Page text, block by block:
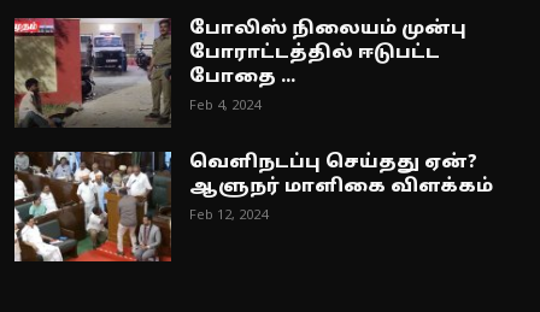
போலிஸ் நிலையம் முன்பு
போராட்டத்தில் ஈடுபட்ட
போதை ...
Feb 4, 2024
வெளிநடப்பு செய்தது ஏன்?
ஆளுநர் மாளிகை விளக்கம்
Feb 12, 2024